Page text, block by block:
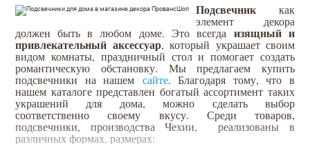
Подсвечник как
элемент декора
должен быть в любом доме. Это всегда изящный и
привлекательный аксессуар, который украшает своим
видом комнаты, праздничный стол и помогает создать
романтическую обстановку. Мы предлагаем купить
подсвечники на нашем сайте. Благодаря тому, что в
нашем каталоге представлен богатый ассортимент таких
украшений для дома, можно сделать выбор
соответственно своему вкусу. Среди товаров,
подсвечники, производства Чехии, реализованы в
различных формах, размерах:
ФИО
email
Комментарий